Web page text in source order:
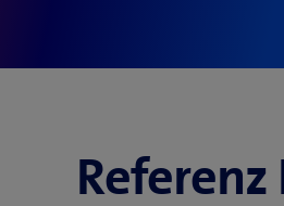
Referenz